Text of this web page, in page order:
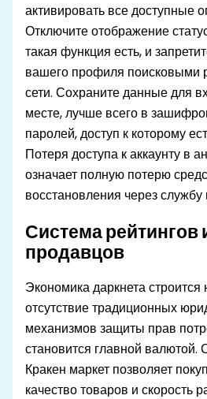
активировать все доступные
Отключите отображение
такая функция есть, и
вашего профиля поисковыми
сети. Сохраните данные для
месте, лучше всего в
паролей, доступ к которому
Потеря доступа к аккаунту в
означает полную потерю
восстановления через службу
Система рейтингов
продавцов
Экономика даркнета строится
отсутствие традиционных
механизмов защиты прав
становится главной валютой.
Кракен маркет позволяет
качество товаров и скорость